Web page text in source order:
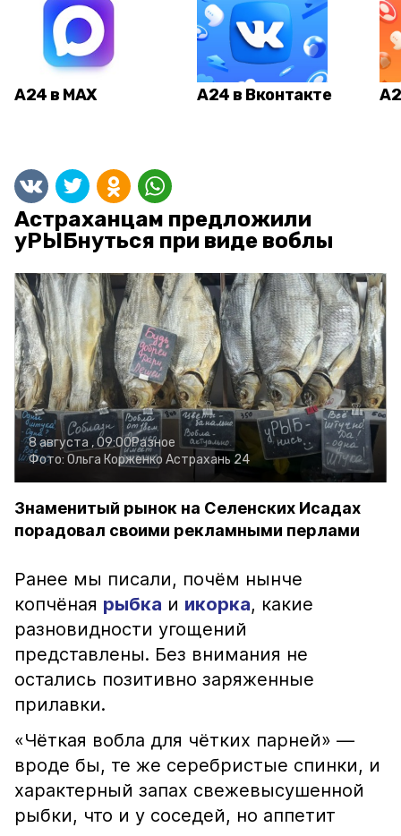
А24 в MAX А24 в Вконтакте
Астраханцам предложили
уРЫБнуться при виде воблы
8 августа , 09:00Разное
Фото: Ольга Корженко Астрахань 24
Знаменитый рынок на Селенских Исадах
порадовал своими рекламными перлами
Ранее мы писали, почём нынче
копчёная рыбка и икорка, какие
разновидности угощений
представлены. Без внимания не
остались позитивно заряженные
прилавки.
«Чёткая вобла для чётких парней» —
вроде бы, те же серебристые спинки, и
характерный запах свежевысушенной
рыбки, что и у соседей, но аппетит